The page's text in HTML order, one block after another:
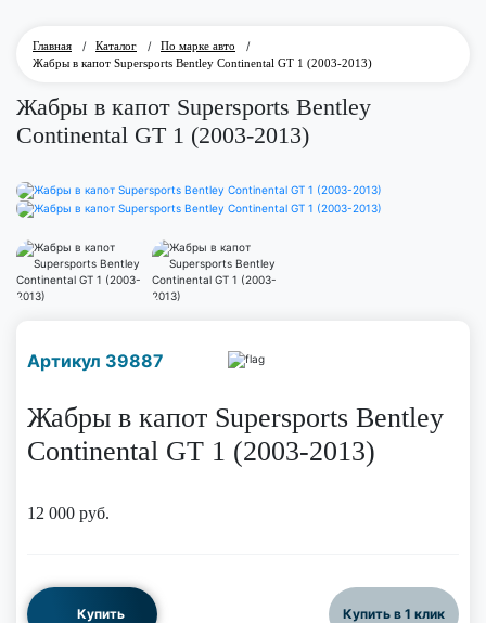
Главная / Каталог / По марке авто
/
Жабры в капот Supersports Bentley Continental GT 1 (2003-2013)
Жабры в капот Supersports Bentley
Continental GT 1 (2003-2013)
Артикул 39887
Жабры в капот Supersports Bentley
Continental GT 1 (2003-2013)
12 000 руб.
Купить Купить в 1 клик